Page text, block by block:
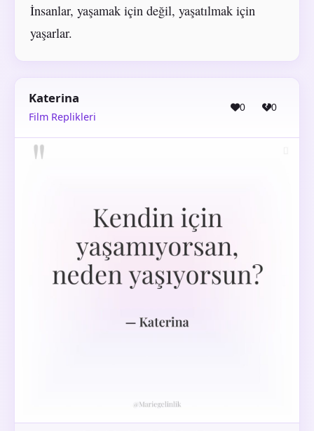
İnsanlar, yaşamak için değil, yaşatılmak için
yaşarlar.
Katerina
Film Replikleri
0 0